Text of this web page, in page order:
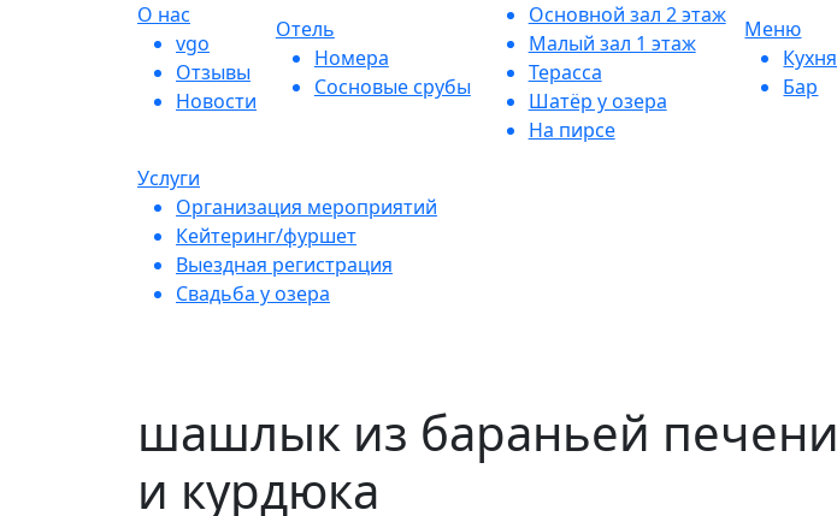
О нас
vgo
Отзывы
Новости
Отель
Номера
Сосновые срубы
Основной зал 2 этаж
Малый зал 1 этаж
Терасса
Шатёр у озера
На пирсе
Меню
Кухня
Бар
Услуги
Организация мероприятий
Кейтеринг/фуршет
Выездная регистрация
Свадьба у озера
шашлык из бараньей печени
и курдюка